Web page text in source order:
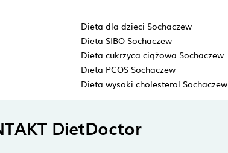
Dieta dla dzieci Sochaczew
Dieta SIBO Sochaczew
Dieta cukrzyca ciążowa Sochaczew
Dieta PCOS Sochaczew
Dieta wysoki cholesterol Sochaczew
DietDoctor